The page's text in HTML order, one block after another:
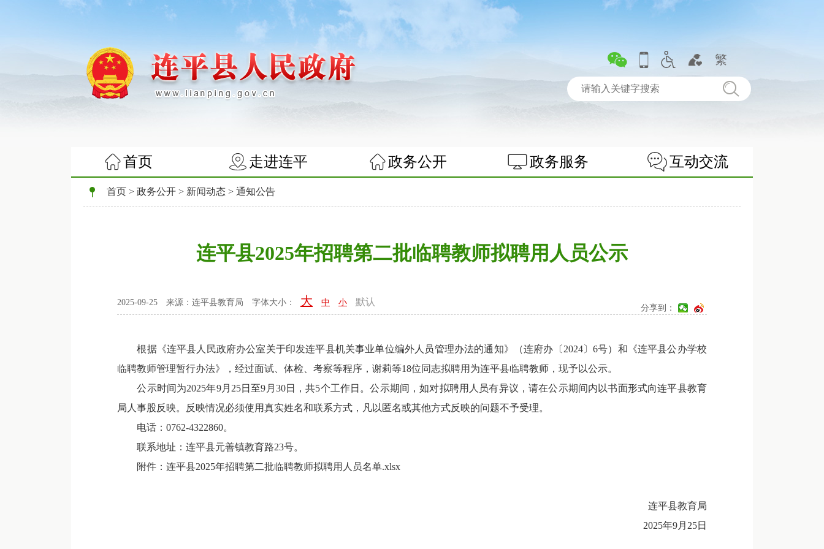
繁
首页 走进连平 政务公开 政务服务 互动交流
首页 > 政务公开 > 新闻动态 > 通知公告
连平县2025年招聘第二批临聘教师拟聘用人员公示
2025-09-25 来源：连平县教育局 字体大小： 大 中 小 默认
分享到：
根据《连平县人民政府办公室关于印发连平县机关事业单位编外人员管理办法的通知》（连府办〔2024〕6号）和《连平县公办学校
临聘教师管理暂行办法》，经过面试、体检、考察等程序，谢莉等18位同志拟聘用为连平县临聘教师，现予以公示。
公示时间为2025年9月25日至9月30日，共5个工作日。公示期间，如对拟聘用人员有异议，请在公示期间内以书面形式向连平县教育
局人事股反映。反映情况必须使用真实姓名和联系方式，凡以匿名或其他方式反映的问题不予受理。
电话：0762-4322860。
联系地址：连平县元善镇教育路23号。
附件： 连平县2025年招聘第二批临聘教师拟聘用人员名单.xlsx
连平县教育局
2025年9月25日